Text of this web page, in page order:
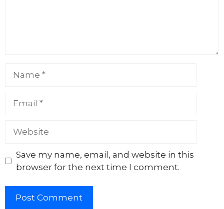
Save my name, email, and website in this
browser for the next time I comment.